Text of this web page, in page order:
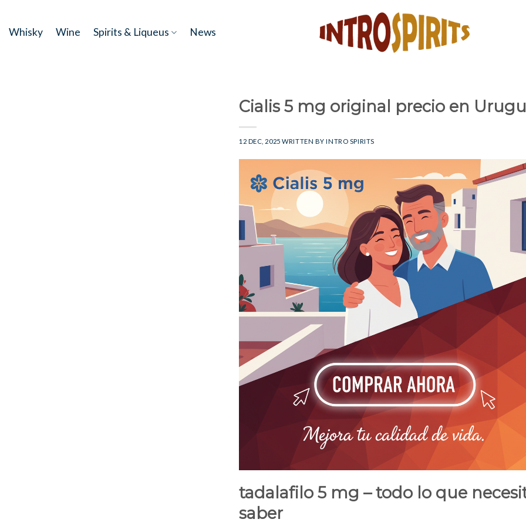
content
Whisky Wine Spirits & Liqueus News
Cialis 5 mg original precio en
12 DEC, 2025 WRITTEN BYINTRO SPIRITS
tadalafilo 5 mg – todo lo que
saber